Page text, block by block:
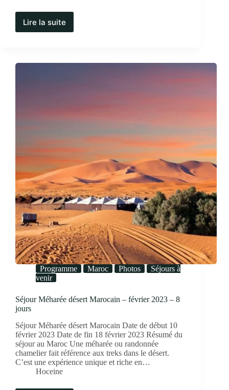
Lire la suite
Programme Maroc Photos
Séjours à
venir
Séjour Méharée désert Marocain – février 2023 – 8
jours
Séjour Méharée désert Marocain Date de début 10
février 2023 Date de fin 18 février 2023 Résumé du
séjour au Maroc Une méharée ou randonnée
chamelier fait référence aux treks dans le désert.
C’est une expérience unique et riche en…
Hoceine